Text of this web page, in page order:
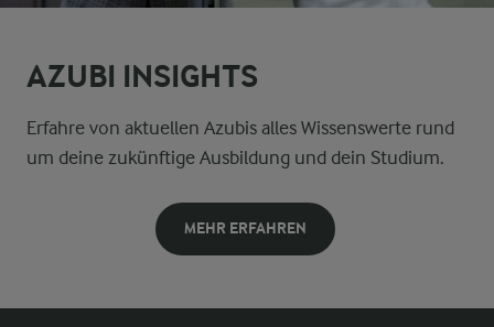
AZUBI INSIGHTS
Erfahre von aktuellen Azubis alles Wissenswerte rund
um deine zukünftige Ausbildung und dein Studium.
MEHR ERFAHREN